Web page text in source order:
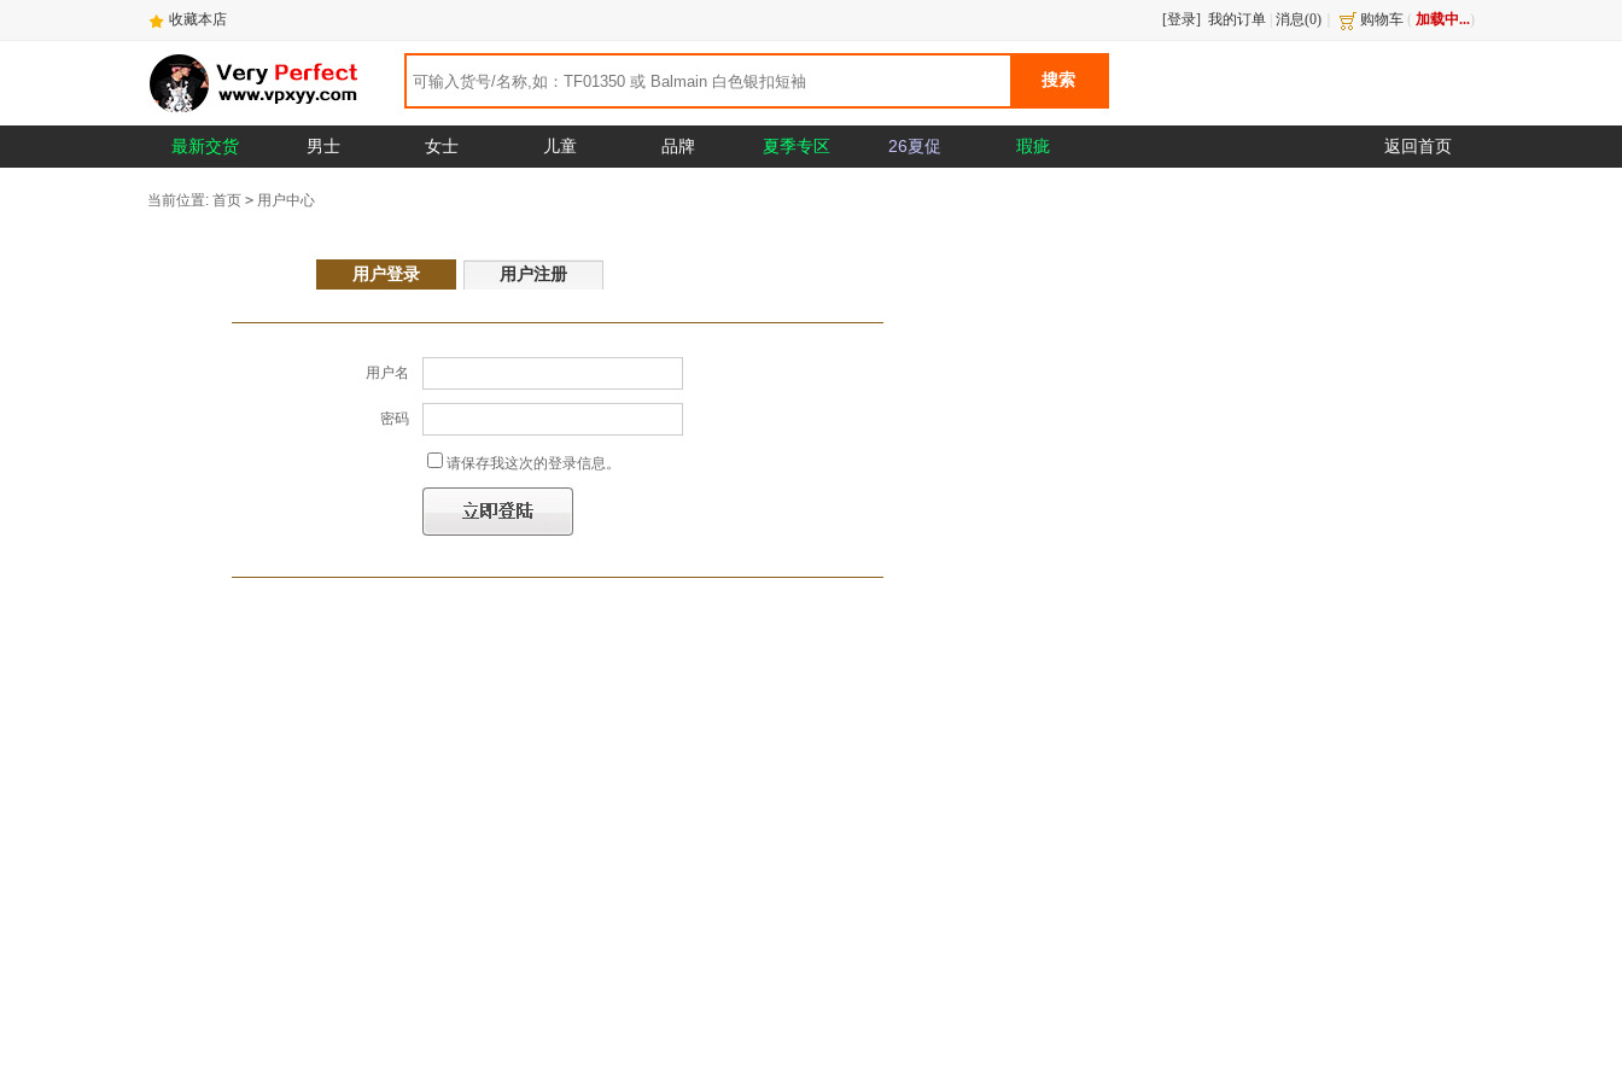
购物车 ( 加载中...)
[登录] 我的订单 消息(0)
收藏本店
最新交货 男士 女士 儿童 品牌 夏季专区 26夏促 瑕疵 返回首页
当前位置: 首页 > 用户中心
用户登录 用户注册
用户名
密码
请保存我这次的登录信息。